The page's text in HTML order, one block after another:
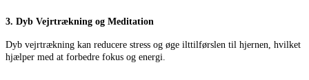
3. Dyb Vejrtrækning og Meditation
Dyb vejrtrækning kan reducere stress og øge ilttilførslen til hjernen, hvilket
hjælper med at forbedre fokus og energi.